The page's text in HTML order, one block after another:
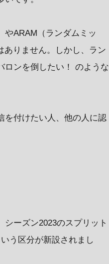
やARAM（ランダムミッ
ありません。しかし、ラン
ロンを倒したい！ のような
を付けたい人、他の人に認
ーズン2023のスプリット
う区分が新設されまし